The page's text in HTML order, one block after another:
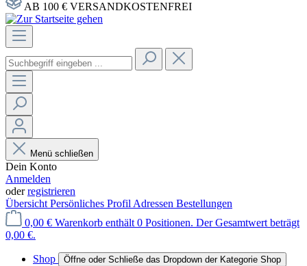
AB 100 € VERSANDKOSTENFREI
Menü schließen
Dein Konto
Anmelden
oderregistrieren
Übersicht Persönliches Profil Adressen Bestellungen
0,00 € Warenkorb enthält 0 Positionen. Der Gesamtwert beträgt
0,00 €.
Shop Öffne oder Schließe das Dropdown der Kategorie Shop